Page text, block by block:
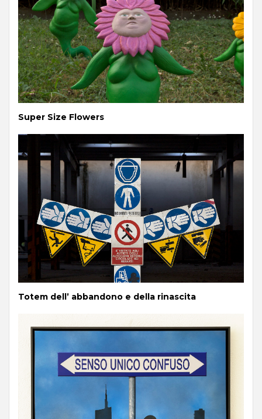
Super Size Flowers
Totem dell’ abbandono e della rinascita